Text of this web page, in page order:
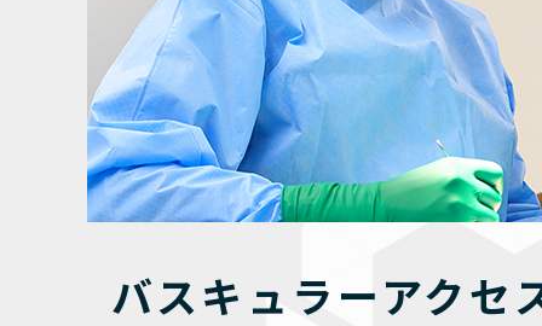
バスキュラーアクセ